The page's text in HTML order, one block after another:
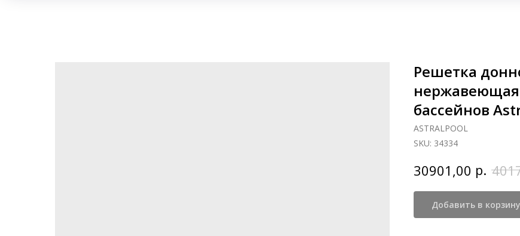
Решетка
нержавеющая
бассейнов
ASTRALPOOL
SKU: 34334
30901,00 р.
Добавить в корзину